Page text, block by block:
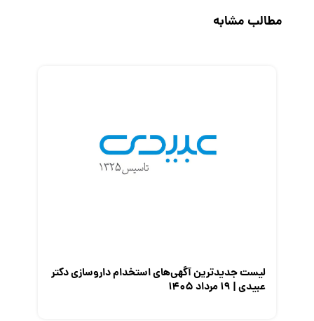
رزومه
مطالب مشابه
لیست جدیدترین آگهی‌های استخدام داروسازی دکتر
عبیدی | ۱۹ مرداد ۱۴۰۵